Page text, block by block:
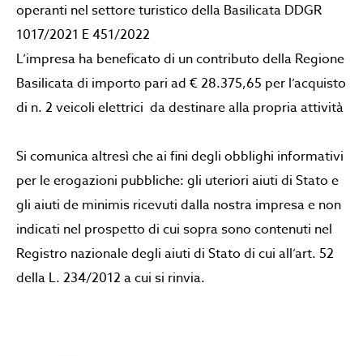
operanti nel settore turistico della Basilicata DDGR
1017/2021 E 451/2022
L’impresa ha beneficato di un contributo della Regione
Basilicata di importo pari ad € 28.375,65 per l’acquisto
di n. 2 veicoli elettrici da destinare alla propria attività
Si comunica altresì che ai fini degli obblighi informativi
per le erogazioni pubbliche: gli uteriori aiuti di Stato e
gli aiuti de minimis ricevuti dalla nostra impresa e non
indicati nel prospetto di cui sopra sono contenuti nel
Registro nazionale degli aiuti di Stato di cui all’art. 52
della L. 234/2012 a cui si rinvia.